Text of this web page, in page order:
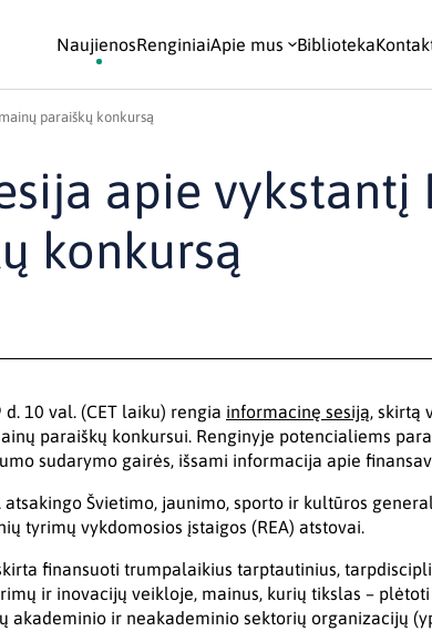
NaujienosRenginiaiApie mus Biblioteka
paraiškų konkursą
apie vykstantį
konkursą
10 val. (CET laiku) rengia informacinę sesiją, skirtą
paraiškų konkursui. Renginyje potencialiems
sudarymo gairės, išsami informacija apie
atsakingo Švietimo, jaunimo, sporto ir kultūros
tyrimų vykdomosios įstaigos (REA) atstovai.
finansuoti trumpalaikius tarptautinius,
ir inovacijų veikloje, mainus, kurių tikslas –
ir neakademinio sektorių organizacijų